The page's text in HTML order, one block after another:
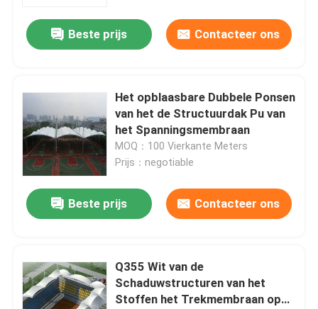
Huis
Ongeveer ons
Beste prijs Contacteer ons
Het opblaasbare Dubbele Ponsen
van het de Structuurdak Pu van
het Spanningsmembraan
MOQ：100 Vierkante Meters
Prijs：negotiable
Beste prijs Contacteer ons
Q355 Wit van de
Schaduwstructuren van het
Stoffen het Trekmembraan op